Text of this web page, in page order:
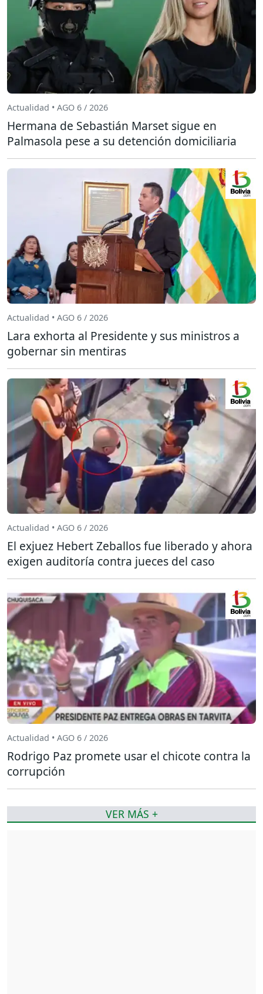
Actualidad • AGO 6 / 2026
Hermana de Sebastián Marset sigue en
Palmasola pese a su detención domiciliaria
Actualidad • AGO 6 / 2026
Lara exhorta al Presidente y sus ministros a
gobernar sin mentiras
Actualidad • AGO 6 / 2026
El exjuez Hebert Zeballos fue liberado y ahora
exigen auditoría contra jueces del caso
Actualidad • AGO 6 / 2026
Rodrigo Paz promete usar el chicote contra la
corrupción
VER MÁS +